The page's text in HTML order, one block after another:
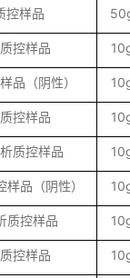
控样品
控样品
品（阴性）
控样品
质控样品
品（阴性）
质控样品
控样品